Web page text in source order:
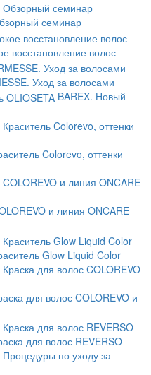
семинар
восстановление волос
Уход за волосами
BAREX. Новый
Colorevo, оттенки
и линия ONCARE
Glow Liquid Color
для волос COLOREVO и
для волос REVERSO